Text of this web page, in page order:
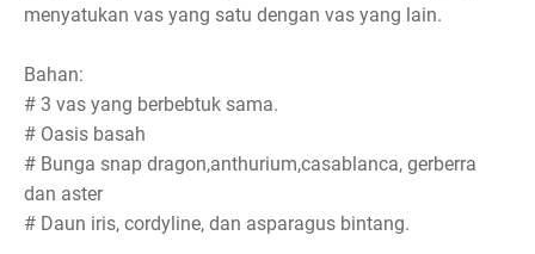
menyatukan vas yang satu dengan vas yang lain.
Bahan:
# 3 vas yang berbebtuk sama.
# Oasis basah
# Bunga snap dragon,anthurium,casablanca, gerberra
dan aster
# Daun iris, cordyline, dan asparagus bintang.